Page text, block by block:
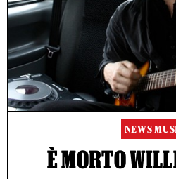
NEWS
È MORTO